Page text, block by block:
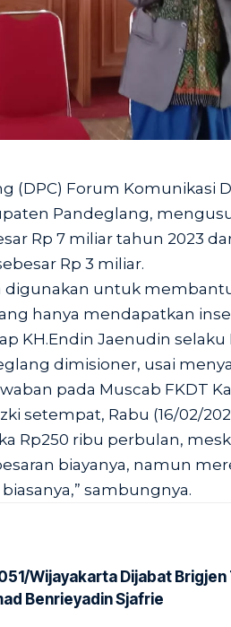
(DPC) Forum Komunikasi
Pandeglang,
Rp 7 miliar tahun 2023
Rp 3 miliar.
digunakan untuk
hanya mendapatkan
KH.Endin Jaenudin selaku
dimisioner, usai
pada Muscab FKDT
setempat, Rabu (16/02/
Rp250 ribu perbulan,
biayanya, namun
sambungnya.
Wijayakarta Dijabat Brigjen
Benrieyadin Sjafrie